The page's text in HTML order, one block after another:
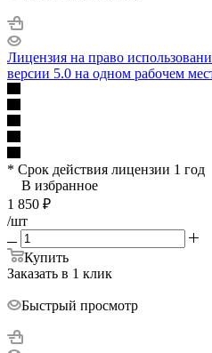
Лицензия на право
версии 5.0 на одном рабочем
* Срок действия лицензии 1 год
В избранное
1 850 ₽
/шт
Купить
Заказать в 1 клик
Быстрый просмотр